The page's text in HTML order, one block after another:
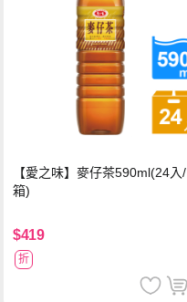
【愛之味】麥仔茶590ml(24入/
箱)
$419
折